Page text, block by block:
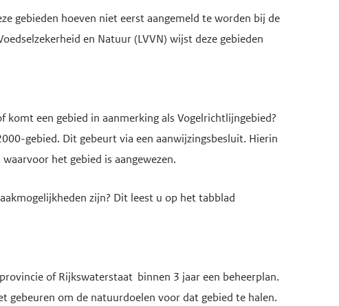
gebieden hoeven niet eerst aangemeld te worden bij de
en Natuur (LVVN) wijst deze gebieden
een gebied in aanmerking als Vogelrichtlijngebied?
gebied. Dit gebeurt via een aanwijzingsbesluit. Hierin
het gebied is aangewezen.
zijn? Dit leest u op het tabblad
of Rijkswaterstaat binnen 3 jaar een beheerplan.
om de natuurdoelen voor dat gebied te halen.